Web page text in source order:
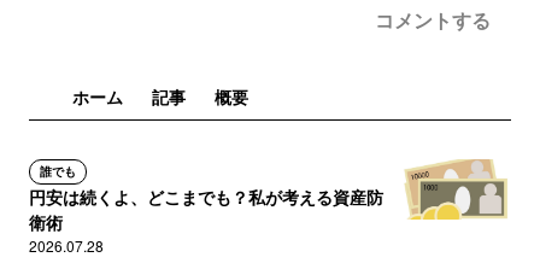
コメントする
ホーム 記事 概要
誰でも
円安は続くよ、どこまでも？私が考える資産防
衛術
2026.07.28